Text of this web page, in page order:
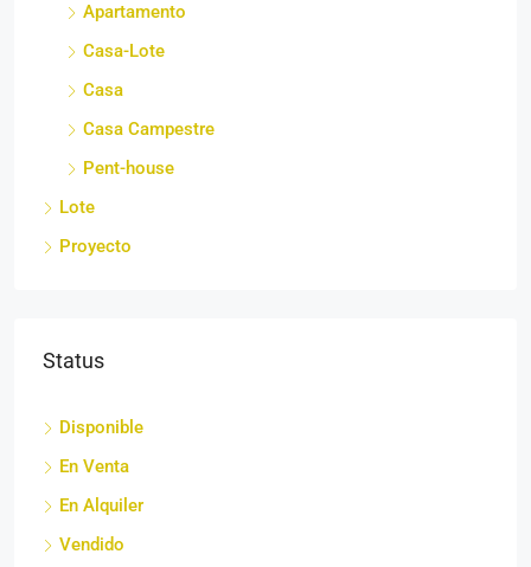
Apartamento
Casa-Lote
Casa
Casa Campestre
Pent-house
Lote
Proyecto
Status
Disponible
En Venta
En Alquiler
Vendido